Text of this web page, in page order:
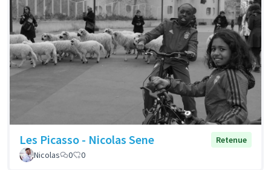
Les Picasso - Nicolas Sene
Retenue
Nicolas
0 0